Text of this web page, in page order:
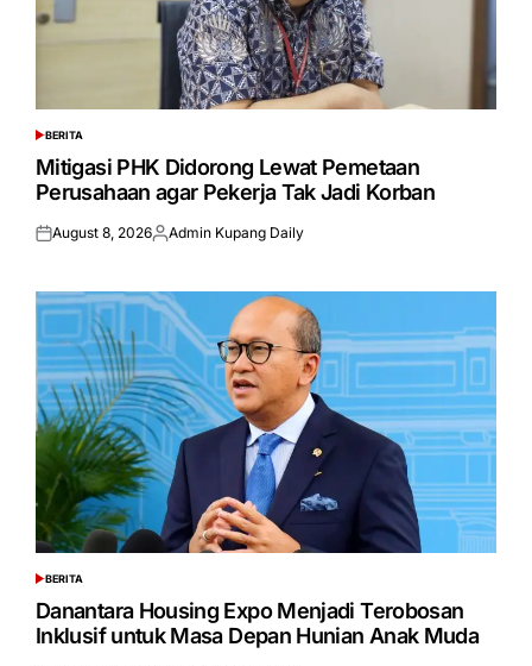
POSTED
IN
BERITA
Mitigasi PHK Didorong Lewat Pemetaan
Perusahaan agar Pekerja Tak Jadi Korban
Posted
August 8, 2026Posted
Admin Kupang Daily
POSTED
IN
BERITA
Danantara Housing Expo Menjadi Terobosan
Inklusif untuk Masa Depan Hunian Anak Muda